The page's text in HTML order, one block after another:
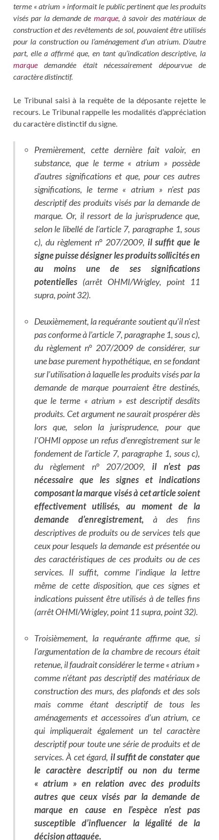
terme « atrium » informait le public pertinent que les produits
visés par la demande de marque, à savoir des matériaux de
construction et des revêtements de sol, pouvaient être utilisés
pour la construction ou l’aménagement d’un atrium. D’autre
part, elle a affirmé que, en tant qu’indication descriptive, la
marquedemandée était nécessairement dépourvue de
caractère distinctif.
Le Tribunal saisi à la requête de la déposante rejette le
recours. Le Tribunal rappelle les modalités d’appréciation
du caractère distinctif du signe.
Premièrement, cette dernière fait valoir, en
substance, que le terme « atrium » possède
d’autres significations et que, pour ces autres
significations, le terme « atrium » n’est pas
descriptif des produits visés par la demande de
marque. Or, il ressort de la jurisprudence que,
selon le libellé de l’article 7, paragraphe 1, sous
c), du règlement n° 207/2009, il suffit que le
signe puisse désigner les produits sollicités en
au moins une de ses significations
potentielles (arrêt OHMI/Wrigley, point 11
supra, point 32).
Deuxièmement, la requérante soutient qu’il n’est
pas conforme à l’article 7, paragraphe 1, sous c),
du règlement n° 207/2009 de considérer, sur
une base purement hypothétique, en se fondant
sur l’utilisation à laquelle les produits visés par la
demande de marque pourraient être destinés,
que le terme « atrium » est descriptif desdits
produits. Cet argument ne saurait prospérer dès
lors que, selon la jurisprudence, pour que
l’OHMI oppose un refus d’enregistrement sur le
fondement de l’article 7, paragraphe 1, sous c),
du règlement n° 207/2009,il n’est pas
nécessaire que les signes et indications
composant la marque visés à cet article soient
effectivement utilisés, au moment de la
demande d’enregistrement, à des fins
descriptives de produits ou de services tels que
ceux pour lesquels la demande est présentée ou
des caractéristiques de ces produits ou de ces
services. Il suffit, comme l’indique la lettre
même de cette disposition, que ces signes et
indications puissent être utilisés à de telles fins
(arrêt OHMI/Wrigley, point 11 supra, point 32).
Troisièmement, la requérante affirme que, si
l’argumentation de la chambre de recours était
retenue, il faudrait considérer le terme « atrium »
comme n’étant pas descriptif des matériaux de
construction des murs, des plafonds et des sols
mais comme étant descriptif de tous les
aménagements et accessoires d’un atrium, ce
qui impliquerait également un tel caractère
descriptif pour toute une série de produits et de
services. À cet égard, il suffit de constater que
le caractère descriptif ou non du terme
« atrium » en relation avec des produits
autres que ceux visés par la demande de
marque en cause en l’espèce n’est pas
susceptible d’influencer la légalité de la
décision attaquée.